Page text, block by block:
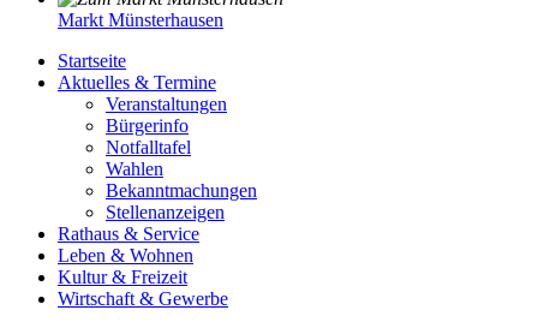
Markt Münsterhausen
Startseite
Aktuelles & Termine
Veranstaltungen
Bürgerinfo
Notfalltafel
Wahlen
Bekanntmachungen
Stellenanzeigen
Rathaus & Service
Leben & Wohnen
Kultur & Freizeit
Wirtschaft & Gewerbe